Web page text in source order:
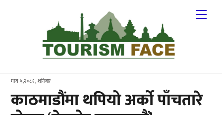
माघ ५,२०८१, शनिबार
काठमाडौंमा थपियो अर्को पाँचतारे